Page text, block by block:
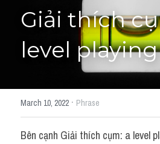
Phrase
Phrasal Verb
Idioms đồng nghĩa
Idioms trái nghĩa
Antonym
Giải thích
level
March 10, 2022 · Phrase
Bên cạnh Giải thích cụm: a level